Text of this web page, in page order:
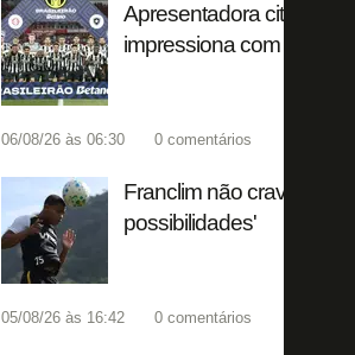
Apresentadora cita
impressiona com
06/08/26 às 06:30 0 comentários
Franclim não crava
possibilidades'
05/08/26 às 16:42 0 comentários